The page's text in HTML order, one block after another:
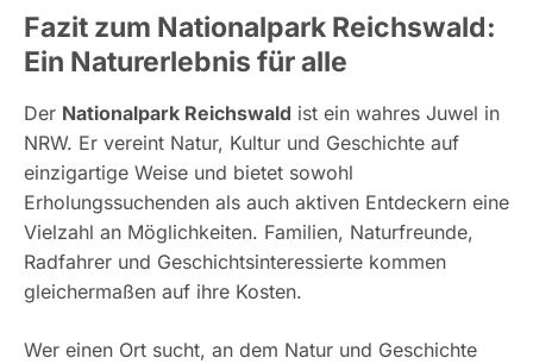
Fazit zum Nationalpark Reichswald:
Ein Naturerlebnis für alle
Der Nationalpark Reichswald ist ein wahres Juwel in
NRW. Er vereint Natur, Kultur und Geschichte auf
einzigartige Weise und bietet sowohl
Erholungssuchenden als auch aktiven Entdeckern eine
Vielzahl an Möglichkeiten. Familien, Naturfreunde,
Radfahrer und Geschichtsinteressierte kommen
gleichermaßen auf ihre Kosten.
Wer einen Ort sucht, an dem Natur und Geschichte